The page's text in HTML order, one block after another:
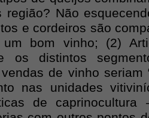
região? Não
e cordeiros são
bom vinho; (2)
os distintos
de vinho seriam
nas unidades
de